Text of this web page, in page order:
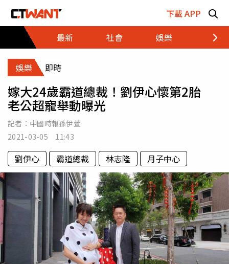
下載 APP
最新
社會 娛樂 財經
娛樂 即時
嫁大24歲霸道總裁！劉伊心懷第2胎
老公超寵舉動曝光
記者： 中國時報孫伊萱
2021-03-05 11:43
劉伊心 霸道總裁 林志隆 月子中心